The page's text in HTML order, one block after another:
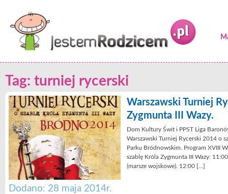
Tag: turniej rycerski
Warszawski Turniej
Zygmunta III Wazy.
Dom Kultury Świt i PPST Liga
Warszawski Turniej Rycerski 2014 o
Parku Bródnowskim. Program XVIII
szablę Króla Zygmunta III Wazy:
(marsze wojskowe). 12:00 […]
Dodano: 28 maja 2014r.